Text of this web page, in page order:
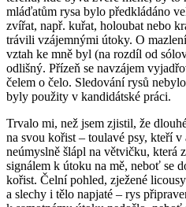
mláďatům rysa bylo předkládáno
zvířat, např. kuřat, holoubat nebo
trávili vzájemnými útoky. O
vztah ke mně byl (na rozdíl od
odlišný. Přízeň se navzájem
čelem o čelo. Sledování rysů
byly použity v kandidátské práci.
Trvalo mi, než jsem zjistil, že
na svou kořist – toulavé psy, kteří
neúmyslně šlápl na větvičku, která
signálem k útoku na mě, neboť se
kořist. Čelní pohled, zježené
a slechy i tělo napjaté – rys